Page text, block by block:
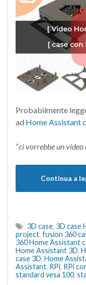
Probabilmente
ad Home Assistant
“ci vorrebbe un
Continua a
3D case, 3D case
project, fusion 360
360 Home Assistant
Home Assistant 3D,
case 3D, Home
Assistant, RPi, RPi
standard vesa 100,